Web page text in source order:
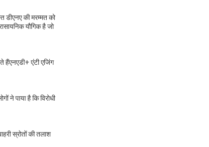
डीएनए की मरम्मत को
यौगिक है जो
हैंएनएडी+ एंटी एजिंग
ने पाया है कि विरोधी
स्रोतों की तलाश